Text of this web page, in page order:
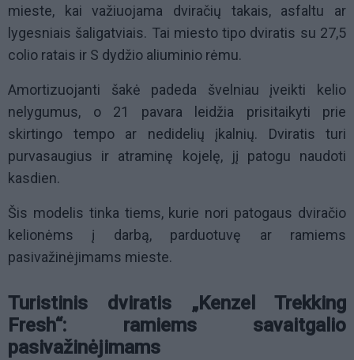
mieste, kai važiuojama dviračių takais, asfaltu ar
lygesniais šaligatviais. Tai miesto tipo dviratis su 27,5
colio ratais ir S dydžio aliuminio rėmu.
Amortizuojanti šakė padeda švelniau įveikti kelio
nelygumus, o 21 pavara leidžia prisitaikyti prie
skirtingo tempo ar nedidelių įkalnių. Dviratis turi
purvasaugius ir atraminę kojelę, jį patogu naudoti
kasdien.
Šis modelis tinka tiems, kurie nori patogaus dviračio
kelionėms į darbą, parduotuvę ar ramiems
pasivažinėjimams mieste.
Turistinis dviratis „Kenzel Trekking
Fresh“: ramiems savaitgalio
pasivažinėjimams